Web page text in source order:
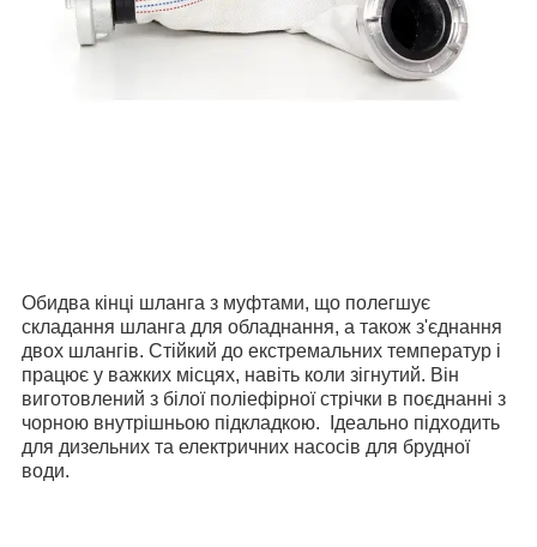
Обидва кінці шланга з муфтами, що полегшує
складання шланга для обладнання, а також з'єднання
двох шлангів. Стійкий до екстремальних температур і
працює у важких місцях, навіть коли зігнутий. Він
виготовлений з білої поліефірної стрічки в поєднанні з
чорною внутрішньою підкладкою. Ідеально підходить
для дизельних та електричних насосів для брудної
води.